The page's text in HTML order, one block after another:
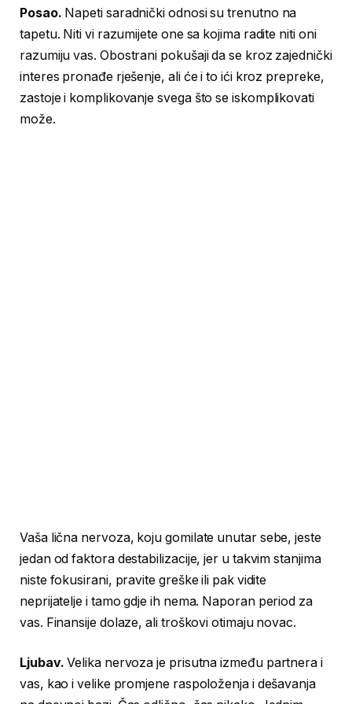
Posao. Napeti saradnički odnosi su trenutno na
tapetu. Niti vi razumijete one sa kojima radite niti oni
razumiju vas. Obostrani pokušaji da se kroz zajednički
interes pronađe rješenje, ali će i to ići kroz prepreke,
zastoje i komplikovanje svega što se iskomplikovati
može.
Vaša lična nervoza, koju gomilate unutar sebe, jeste
jedan od faktora destabilizacije, jer u takvim stanjima
niste fokusirani, pravite greške ili pak vidite
neprijatelje i tamo gdje ih nema. Naporan period za
vas. Finansije dolaze, ali troškovi otimaju novac.
Ljubav. Velika nervoza je prisutna između partnera i
vas, kao i velike promjene raspoloženja i dešavanja